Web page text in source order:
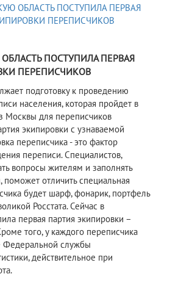
ПОСТУПИЛА ПЕРВАЯ
ПЕРЕПИСЧИКОВ
подготовку к проведению
населения, которая пройдет в
Москвы для переписчиков
экипировки с узнаваемой
переписчика - это фактор
переписи. Специалистов,
вопросы жителям и заполнять
отличить специальная
будет шарф, фонарик, портфель
Росстата. Сейчас в
первая партия экипировки –
того, у каждого переписчика
Федеральной службы
действительное при